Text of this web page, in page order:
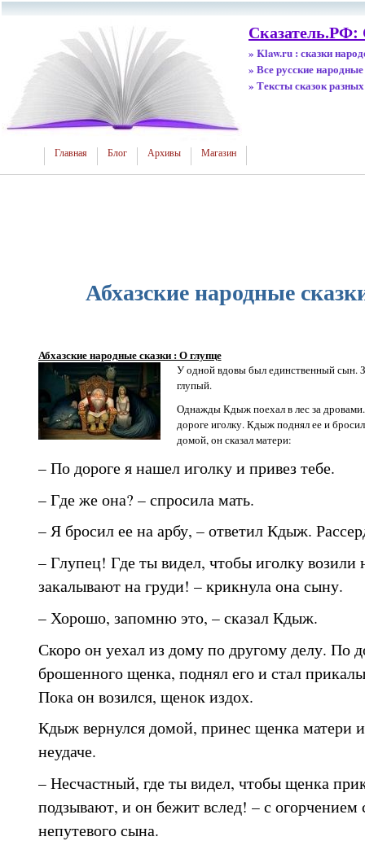
Сказатель.РФ:
» Klaw.ru : сказки
» Все русские народные
» Тексты сказок
Главная Блог Архивы Магазин
Абхазские народные
Абхазские народные сказки : О глупце
У одной вдовы был единственный сын.
глупый.
Однажды Кдыж поехал в лес за
дороге иголку. Кдыж поднял ее и
домой, он сказал матери:
– По дороге я нашел иголку и привез тебе.
– Где же она? – спросила мать.
– Я бросил ее на арбу, – ответил Кдыж.
– Глупец! Где ты видел, чтобы иголку возили
закалывают на груди! – крикнула она сыну.
– Хорошо, запомню это, – сказал Кдыж.
Скоро он уехал из дому по другому делу. По
брошенного щенка, поднял его и стал
Пока он возился, щенок издох.
Кдыж вернулся домой, принес щенка матери и
неудаче.
– Несчастный, где ты видел, чтобы щенка
подзывают, и он бежит вслед! – с огорчением
непутевого сына.